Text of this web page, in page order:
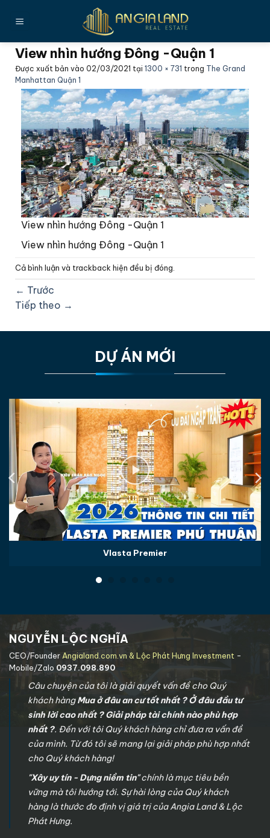
qua
dungView nhìn hướng Đông -Quận 1
Được xuất bản vào 02/03/2021 tại 1300 × 731 trong The Grand
Manhattan Quận 1
View nhìn hướng Đông -Quận 1
View nhìn hướng Đông -Quận 1
Cả bình luận và trackback hiện đều bị đóng.
← Trước
Tiếp theo →
DỰ ÁN MỚI
Vlasta Premier
NGUYỄN LỘC NGHĨA
CEO/Founder Angialand.com.vn & Lộc Phát Hưng Investment -
Mobile/Zalo 0937.098.890
Câu chuyện của tôi là giải quyết vấn đề cho Quý
khách hàngMua ở đâu an cư tốt nhất ? Ở đâu đầu tư
sinh lời cao nhất ? Giải pháp tài chính nào phù hợp
nhất ?. Đến với tôi Quý khách hàng chỉ đưa ra vấn đề
của mình. Từ đó tôi sẽ mang lại giải pháp phù hợp nhất
cho Quý khách hàng!
"Xây uy tín - Dựng niềm tin"chính là mục tiêu bền
vững mà tôi hướng tới. Sự hài lòng của Quý khách
hàng là thước đo định vị giá trị của Angia Land & Lộc
Phát Hưng.